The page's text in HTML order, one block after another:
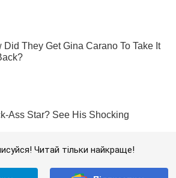
Читай тільки найкраще!